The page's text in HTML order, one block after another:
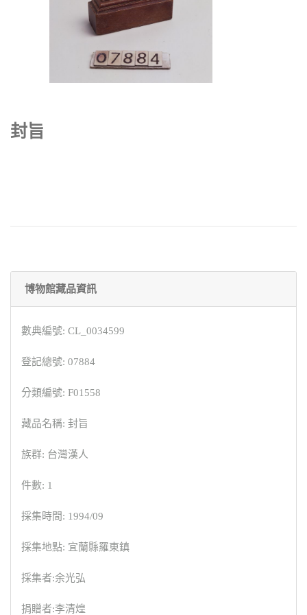
封旨
博物館藏品資訊
數典編號: CL_0034599
登記總號: 07884
分類編號: F01558
藏品名稱: 封旨
族群: 台灣漢人
件數: 1
採集時間: 1994/09
採集地點: 宜蘭縣羅東鎮
採集者:余光弘
捐贈者:李清煌